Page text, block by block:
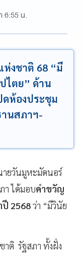
6:55 น.
งชาติ 68 “มี
ไตย” ด้าน
ดห้องประชุม
านสภาฯ-
ายวันมูหะมัดนอร์
า ได้มอบคำขวัญ
ปี 2568ว่า “มีวินัย
ติ รัฐสภา ทั้งฝั่ง